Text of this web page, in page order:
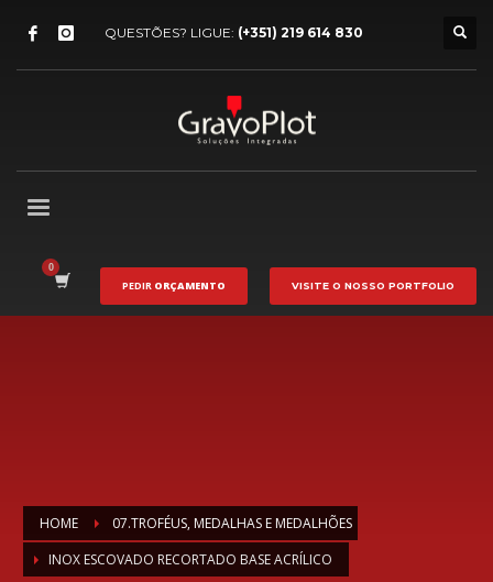
QUESTÕES? LIGUE: (+351) 219 614 830
PEDIR ORÇAMENTO VISITE O NOSSO PORTFOLIO
HOME
07.TROFÉUS, MEDALHAS E MEDALHÕES
INOX ESCOVADO RECORTADO BASE ACRÍLICO